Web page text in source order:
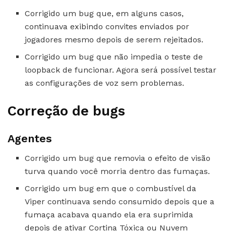
Corrigido um bug que, em alguns casos,
continuava exibindo convites enviados por
jogadores mesmo depois de serem rejeitados.
Corrigido um bug que não impedia o teste de
loopback de funcionar. Agora será possível testar
as configurações de voz sem problemas.
Correção de bugs
Agentes
Corrigido um bug que removia o efeito de visão
turva quando você morria dentro das fumaças.
Corrigido um bug em que o combustível da
Viper continuava sendo consumido depois que a
fumaça acabava quando ela era suprimida
depois de ativar Cortina Tóxica ou Nuvem